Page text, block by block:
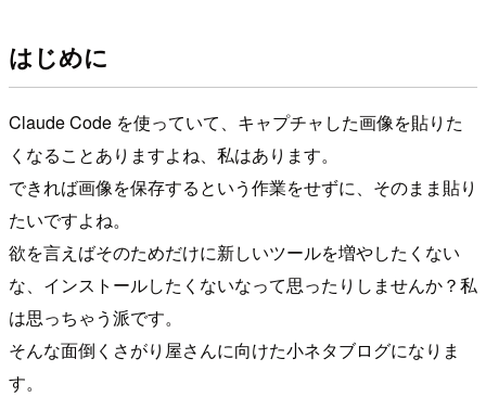
はじめに
Claude Code を使っていて、キャプチャした画像を貼りた
くなることありますよね、私はあります。
できれば画像を保存するという作業をせずに、そのまま貼り
たいですよね。
欲を言えばそのためだけに新しいツールを増やしたくない
な、インストールしたくないなって思ったりしませんか？私
は思っちゃう派です。
そんな面倒くさがり屋さんに向けた小ネタブログになりま
す。